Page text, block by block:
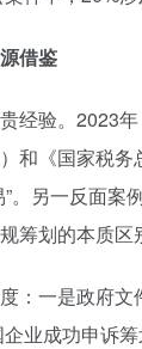
借鉴
经验。2023
和《国家税
”。另一反面
筹划的本质区
：一是政府
业成功申诉